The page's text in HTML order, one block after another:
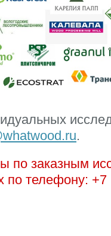
.
по заказным
по телефону: